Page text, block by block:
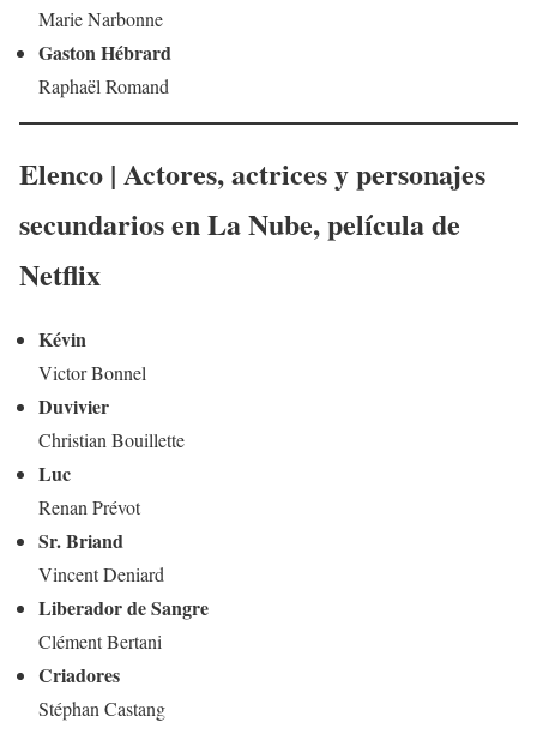
Marie Narbonne
Gaston Hébrard
Raphaël Romand
Elenco | Actores, actrices y personajes
secundarios enLa Nube,película de
Netflix
Kévin
Victor Bonnel
Duvivier
Christian Bouillette
Luc
Renan Prévot
Sr. Briand
Vincent Deniard
Liberador de Sangre
Clément Bertani
Criadores
Stéphan Castang